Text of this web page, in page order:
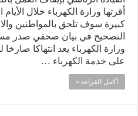
أقرتها وزارة الكهرباء خلال
كبيرة سوف تلحق بالمواطنين
التصحيح في بيان صحفي صدر
وزارة الكهرباء يعد انتهاكا
على خدمة الكهرباء …
أكمل القراءة »